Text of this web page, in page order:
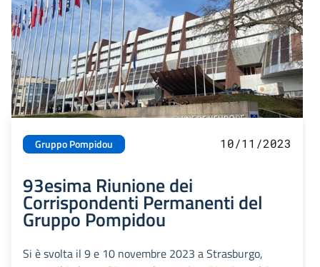
Gruppo Pompidou 10/11/2023
93esima Riunione dei
Corrispondenti Permanenti del
Gruppo Pompidou
Si è svolta il 9 e 10 novembre 2023 a Strasburgo,